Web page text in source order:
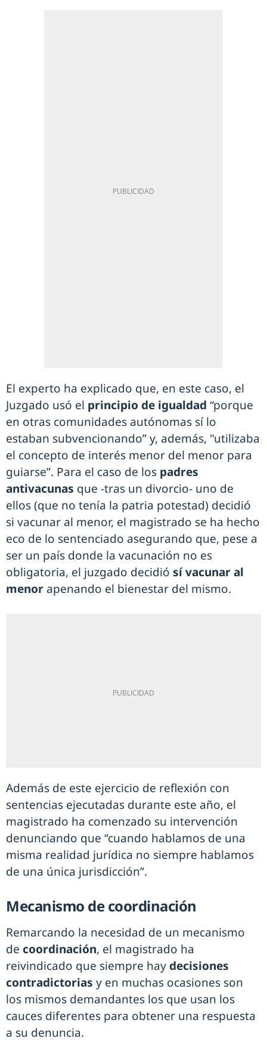
El experto ha explicado que, en este caso, el
Juzgado usó el principio de igualdad “porque
en otras comunidades autónomas sí lo
estaban subvencionando” y, además, "utilizaba
el concepto de interés menor del menor para
guiarse”. Para el caso de los padres
antivacunas que -tras un divorcio- uno de
ellos (que no tenía la patria potestad) decidió
si vacunar al menor, el magistrado se ha hecho
eco de lo sentenciado asegurando que, pese a
ser un país donde la vacunación no es
obligatoria, el juzgado decidió sí vacunar al
menor apenando el bienestar del mismo.
Además de este ejercicio de reflexión con
sentencias ejecutadas durante este año, el
magistrado ha comenzado su intervención
denunciando que “cuando hablamos de una
misma realidad jurídica no siempre hablamos
de una única jurisdicción”.
Mecanismo de coordinación
Remarcando la necesidad de un mecanismo
de coordinación, el magistrado ha
reivindicado que siempre hay decisiones
contradictorias y en muchas ocasiones son
los mismos demandantes los que usan los
cauces diferentes para obtener una respuesta
a su denuncia.